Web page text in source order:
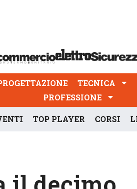
TECNICA
PROFESSIONE
TOP PLAYER CORSI